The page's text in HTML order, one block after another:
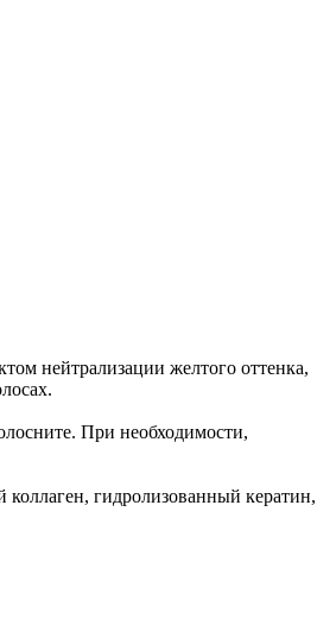
нейтрализации желтого оттенка,
При необходимости,
коллаген, гидролизованный кератин,